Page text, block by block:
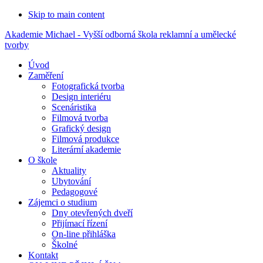
Skip to main content
Akademie Michael - Vyšší odborná škola reklamní a umělecké
tvorby
Úvod
Zaměření
Fotografická tvorba
Design interiéru
Scenáristika
Filmová tvorba
Grafický design
Filmová produkce
Literární akademie
O škole
Aktuality
Ubytování
Pedagogové
Zájemci o studium
Dny otevřených dveří
Přijímací řízení
On-line přihláška
Školné
Kontakt